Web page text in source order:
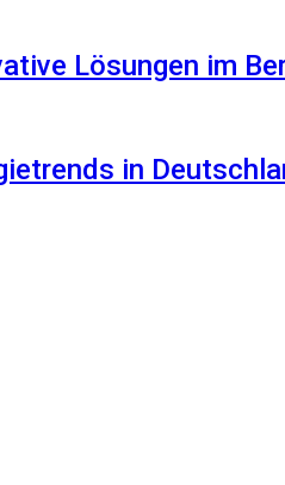
Lösungen im
in